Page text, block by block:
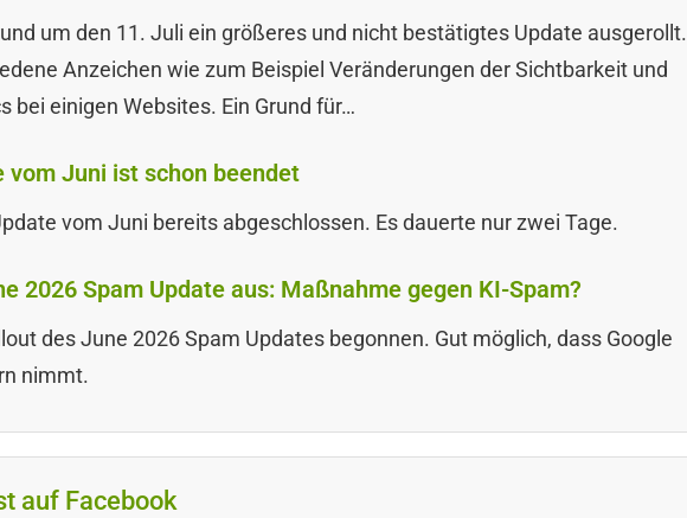
um den 11. Juli ein größeres und nicht bestätigtes Update ausgerollt.
Anzeichen wie zum Beispiel Veränderungen der Sichtbarkeit und
bei einigen Websites. Ein Grund für…
vom Juni ist schon beendet
vom Juni bereits abgeschlossen. Es dauerte nur zwei Tage.
2026 Spam Update aus: Maßnahme gegen KI-Spam?
des June 2026 Spam Updates begonnen. Gut möglich, dass Google
nimmt.
auf Facebook